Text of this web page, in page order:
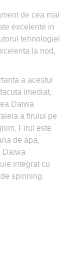
de cea mai
excelente in
tehnologiei
la nod,
a acestui
imediat,
Daiwa
a firului pe
Firul este
de apa,
Daiwa
integrat cu
spinning.